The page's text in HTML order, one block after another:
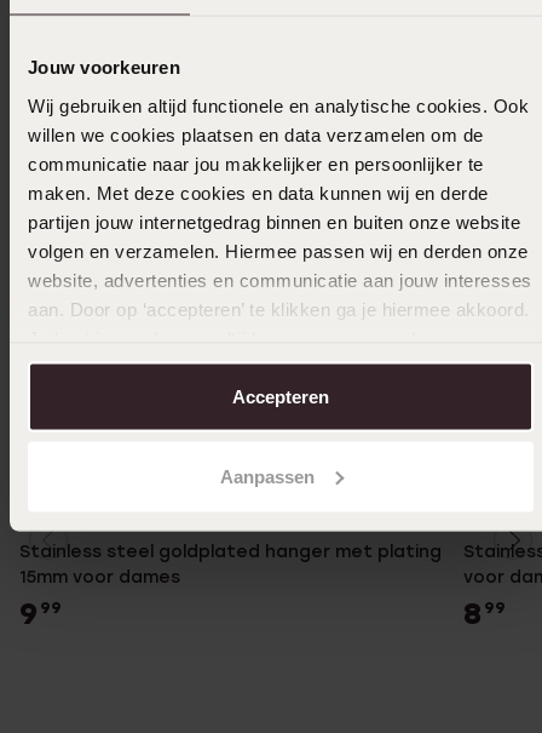
Jouw voorkeuren
Wij gebruiken altijd functionele en analytische cookies. Ook
willen we cookies plaatsen en data verzamelen om de
communicatie naar jou makkelijker en persoonlijker te
maken. Met deze cookies en data kunnen wij en derde
partijen jouw internetgedrag binnen en buiten onze website
volgen en verzamelen. Hiermee passen wij en derden onze
website, advertenties en communicatie aan jouw interesses
aan. Door op ‘accepteren’ te klikken ga je hiermee akkoord.
over in onscookiebeleid.
Accepteren
Aanpassen
Ook leuk voor jou
Stainless steel goldplated hanger met plating
15mm voor dames
9 99
voor
8 99